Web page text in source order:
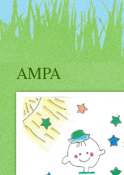
AMPA